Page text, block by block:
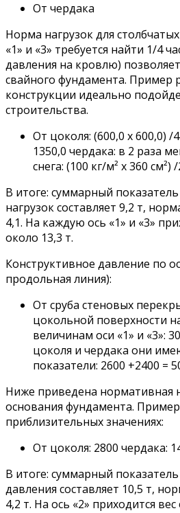
От чердака
Норма нагрузок для
«1» и «3» требуется найти 1/4
давления на кровлю)
свайного фундамента. Пример
конструкции идеально
строительства.
От цоколя: (600,0 х 600,0) /
1350,0 чердака: в 2 раза
снега: (100 кг/м² х 360 см²)
В итоге: суммарный
нагрузок составляет 9,2 т,
4,1. На каждую ось «1» и «3»
около 13,3 т.
Конструктивное давление по
продольная линия):
От сруба стеновых
цокольной поверхности
величинам оси «1» и «3»:
цоколя и чердака они
показатели: 2600 +2400 =
Ниже приведена нормативная
основания фундамента. Пример
приблизительных значениях:
От цоколя: 2800 чердака:
В итоге: суммарный
давления составляет 10,5 т,
4,2 т. На ось «2» приходится вес